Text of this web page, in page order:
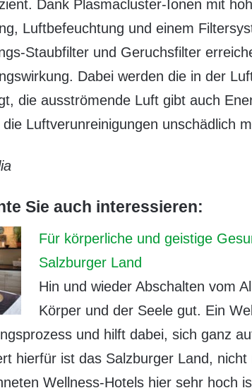
Dank Plasmacluster-Ionen mit
Luftbefeuchtung und einem
Staubfilter und Geruchsfilter
Dabei werden die in der
die ausströmende Luft gibt auch
Luftverunreinigungen unschädlich
Sie auch interessieren:
Für körperliche und geistige
Salzburger Land
Hin und wieder Abschalten vom
Körper und der Seele gut. Ein
und hilft dabei, sich ganz
hierfür ist das Salzburger Land, nicht
Wellness-Hotels hier sehr hoch